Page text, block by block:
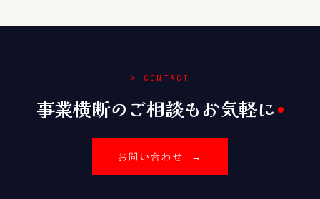
> CONTACT
事業横断のご相談もお気軽に
お問い合わせ →